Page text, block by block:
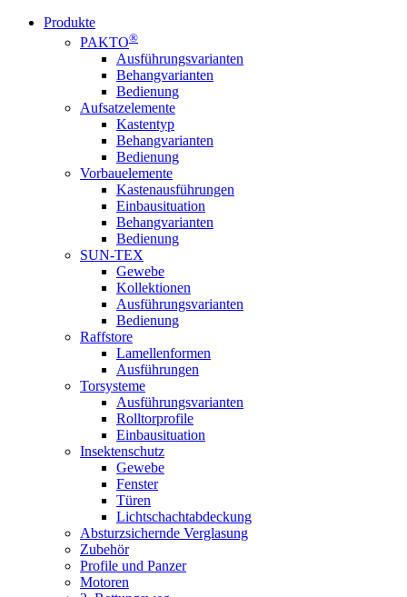
Produkte
PAKTO®
Ausführungsvarianten
Behangvarianten
Bedienung
Aufsatzelemente
Kastentyp
Behangvarianten
Bedienung
Vorbauelemente
Kastenausführungen
Einbausituation
Behangvarianten
Bedienung
SUN-TEX
Gewebe
Kollektionen
Ausführungsvarianten
Bedienung
Raffstore
Lamellenformen
Ausführungen
Torsysteme
Ausführungsvarianten
Rolltorprofile
Einbausituation
Insektenschutz
Gewebe
Fenster
Türen
Lichtschachtabdeckung
Absturzsichernde Verglasung
Zubehör
Profile und Panzer
Motoren